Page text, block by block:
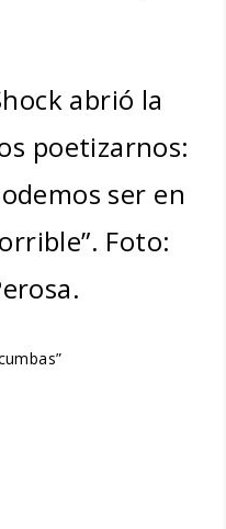
abrió la
poetizarnos:
ser en
Foto: